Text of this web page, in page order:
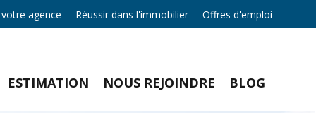
agence Réussir dans l'immobilier Offres d'emploi
ESTIMATION NOUS REJOINDRE BLOG